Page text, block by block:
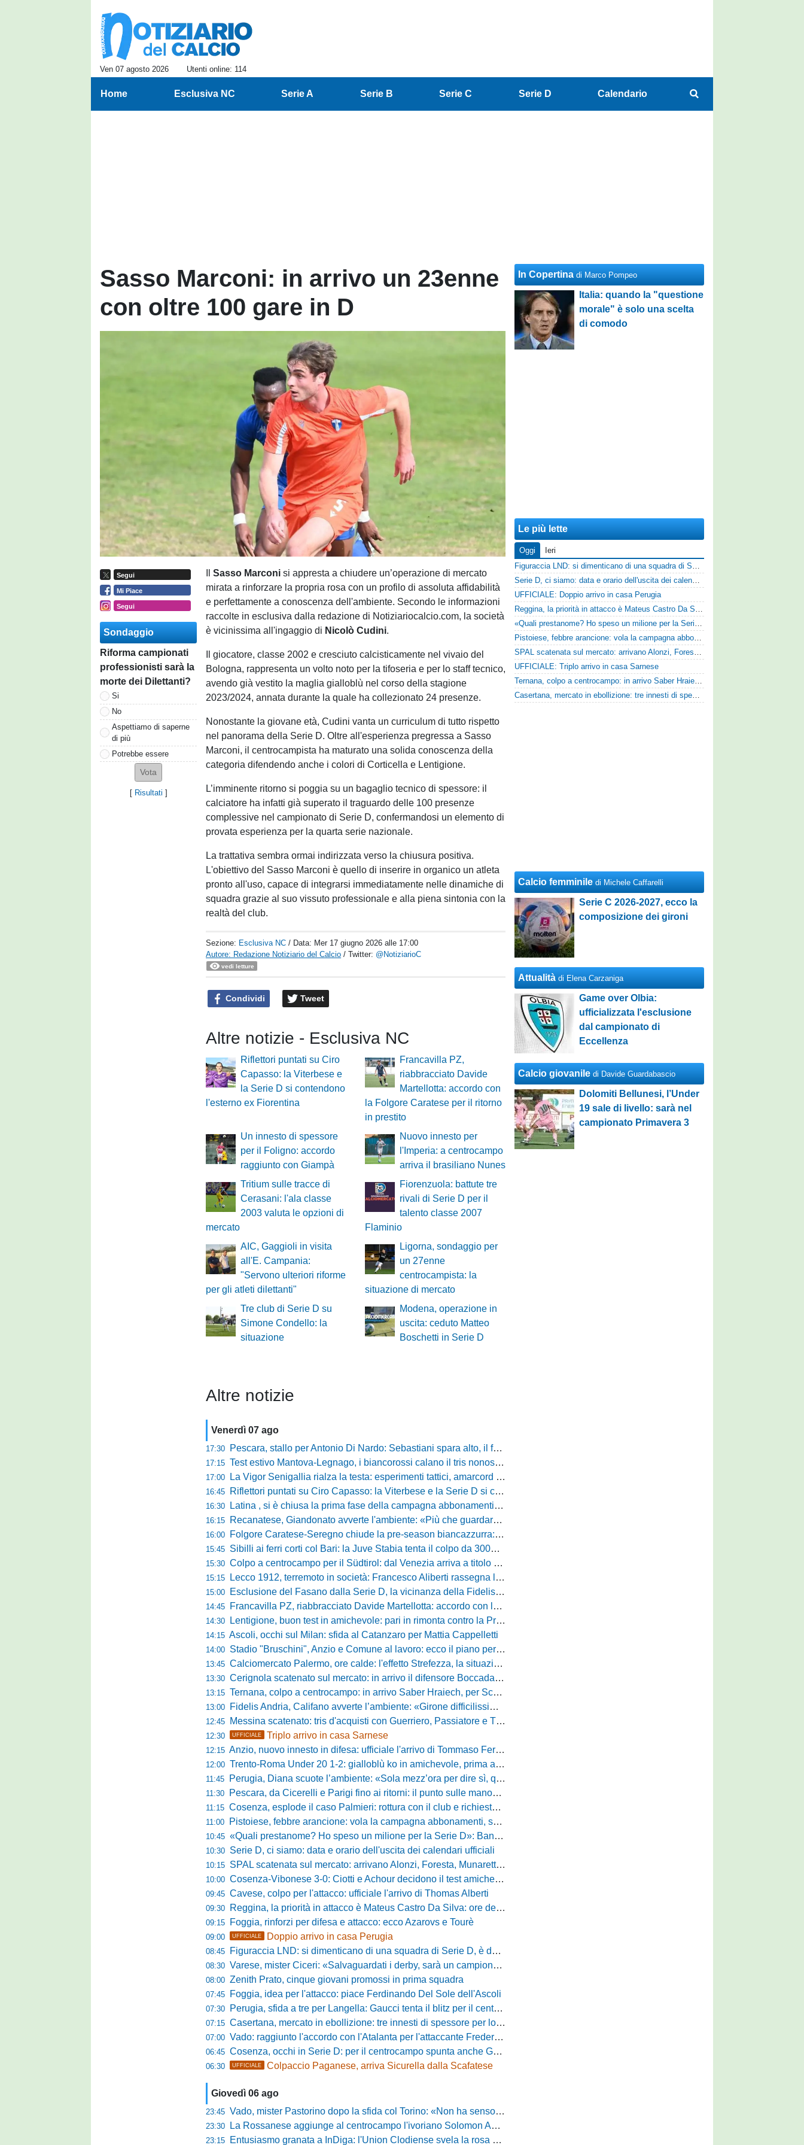
Ven 07 agosto 2026 Utenti online: 114
Home Esclusiva NC Serie A Serie B Serie C Serie D Calendario
Sasso Marconi: in arrivo un 23enne
con oltre 100 gare in D
Segui
Mi Piace
Segui
Sondaggio
Riforma campionati
professionisti sarà la
morte dei Dilettanti?
Si
No
Aspettiamo di saperne
di più
Potrebbe essere
[ Risultati ]
IlSasso Marconi si appresta a chiudere un’operazione di mercato
mirata a rinforzare la propria rosa con un profilo di assoluta affidabilità
e perfettamente a conoscenza dell'ambiente. Secondo le informazioni
raccolte in esclusiva dalla redazione di Notiziariocalcio.com, la società
è vicinissima all'ingaggio di Nicolò Cudini.
Il giocatore, classe 2002 e cresciuto calcisticamente nel vivaio del
Bologna, rappresenta un volto noto per la tifoseria e per lo staff tecnico,
avendo già vestito la maglia gialloblù nel corso della stagione
2023/2024, annata durante la quale ha collezionato 24 presenze.
Nonostante la giovane età, Cudini vanta un curriculum di tutto rispetto
nel panorama della Serie D. Oltre all'esperienza pregressa a Sasso
Marconi, il centrocampista ha maturato una solida conoscenza della
categoria difendendo anche i colori di Corticella e Lentigione.
L’imminente ritorno si poggia su un bagaglio tecnico di spessore: il
calciatore ha infatti già superato il traguardo delle 100 presenze
complessive nel campionato di Serie D, confermandosi un elemento di
provata esperienza per la quarta serie nazionale.
La trattativa sembra ormai indirizzata verso la chiusura positiva.
L'obiettivo del Sasso Marconi è quello di inserire in organico un atleta
pronto all'uso, capace di integrarsi immediatamente nelle dinamiche di
squadra grazie al suo vissuto professionale e alla piena sintonia con la
realtà del club.
Sezione: Esclusiva NC / Data: Mer 17 giugno 2026 alle 17:00
Autore: Redazione Notiziario del Calcio / Twitter: @NotiziarioC
vedi letture
Condividi Tweet
Altre notizie - Esclusiva NC
Riflettori puntati su Ciro
Capasso: la Viterbese e
la Serie D si contendono
l'esterno ex Fiorentina
Francavilla PZ,
riabbracciato Davide
Martellotta: accordo con
la Folgore Caratese per il ritorno
in prestito
Un innesto di spessore
per il Foligno: accordo
raggiunto con Giampà
Nuovo innesto per
l'Imperia: a centrocampo
arriva il brasiliano Nunes
Tritium sulle tracce di
Cerasani: l'ala classe
2003 valuta le opzioni di
mercato
Fiorenzuola: battute tre
rivali di Serie D per il
talento classe 2007
Flaminio
AIC, Gaggioli in visita
all'E. Campania:
"Servono ulteriori riforme
per gli atleti dilettanti"
Ligorna, sondaggio per
un 27enne
centrocampista: la
situazione di mercato
Tre club di Serie D su
Simone Condello: la
situazione
Modena, operazione in
uscita: ceduto Matteo
Boschetti in Serie D
Altre notizie
Venerdì 07 ago
17:30 Pescara, stallo per Antonio Di Nardo: Sebastiani spara alto, il futuro resta un enigma
17:15 Test estivo Mantova-Legnago, i biancorossi calano il tris nonostante il gran caldo: il racconto de L'Arena
17:00 La Vigor Senigallia rialza la testa: esperimenti tattici, amarcord e lo sguardo al Rimini
16:45 Riflettori puntati su Ciro Capasso: la Viterbese e la Serie D si contendono l'esterno ex Fiorentina
16:30 Latina , si è chiusa la prima fase della campagna abbonamenti: circa 400 tessere rinnovate in prelazione
16:15 Recanatese, Giandonato avverte l'ambiente: «Più che guardare chi avremo di fronte, mi interessa vedere la mia squadra migliorare giorno dopo giorno»
16:00 Folgore Caratese-Seregno chiude la pre-season biancazzurra: info e dove vedere il match
15:45 Sibilli ai ferri corti col Bari: la Juve Stabia tenta il colpo da 300mila euro
15:30 Colpo a centrocampo per il Südtirol: dal Venezia arriva a titolo definitivo Bjarki Bjarkason
15:15 Lecco 1912, terremoto in società: Francesco Aliberti rassegna le dimissioni da tutte le cariche
15:00 Esclusione del Fasano dalla Serie D, la vicinanza della Fidelis Andria e le parole del presidente Vallarella
14:45 Francavilla PZ, riabbracciato Davide Martellotta: accordo con la Folgore Caratese per il ritorno in prestito
14:30 Lentigione, buon test in amichevole: pari in rimonta contro la Primavera del Sassuolo
14:15 Ascoli, occhi sul Milan: sfida al Catanzaro per Mattia Cappelletti
14:00 Stadio "Bruschini", Anzio e Comune al lavoro: ecco il piano per far rientrare i tifosi
13:45 Calciomercato Palermo, ore calde: l'effetto Strefezza, la situazione Segre e i nomi per l'attacco
13:30 Cerignola scatenato sul mercato: in arrivo il difensore Boccadamo a titolo temporaneo
13:15 Ternana, colpo a centrocampo: in arrivo Saber Hraiech, per Scappini si attende l'accordo
13:00 Fidelis Andria, Califano avverte l’ambiente: «Girone difficilissimo, affascinante e bellissimo: non prometto risultati»
12:45 Messina scatenato: tris d'acquisti con Guerriero, Passiatore e Theodore
12:30 UFFICIALE Triplo arrivo in casa Sarnese
12:15 Anzio, nuovo innesto in difesa: ufficiale l'arrivo di Tommaso Ferraro
12:00 Trento-Roma Under 20 1-2: gialloblù ko in amichevole, prima apparizione per Caia
11:45 Perugia, Diana scuote l’ambiente: «Sola mezz’ora per dire sì, qui per costruire una squadra da livello»
11:30 Pescara, da Cicerelli e Parigi fino ai ritorni: il punto sulle manovre del Delfino
11:15 Cosenza, esplode il caso Palmieri: rottura con il club e richiesta di cessione
11:00 Pistoiese, febbre arancione: vola la campagna abbonamenti, superata quota 750 tessere
10:45 «Quali prestanome? Ho speso un milione per la Serie D»: Bandecchi rompe il silenzio sul futuro della Ternana
10:30 Serie D, ci siamo: data e orario dell'uscita dei calendari ufficiali
10:15 SPAL scatenata sul mercato: arrivano Alonzi, Foresta, Munaretto e Tobia
10:00 Cosenza-Vibonese 3-0: Ciotti e Achour decidono il test amichevole di Lorica
09:45 Cavese, colpo per l'attacco: ufficiale l'arrivo di Thomas Alberti
09:30 Reggina, la priorità in attacco è Mateus Castro Da Silva: ore decisive per la fumata bianca
09:15 Foggia, rinforzi per difesa e attacco: ecco Azarovs e Tourè
09:00 UFFICIALE Doppio arrivo in casa Perugia
08:45 Figuraccia LND: si dimenticano di una squadra di Serie D, è da rifare il programma Coppa Italia
08:30 Varese, mister Ciceri: «Salvaguardati i derby, sarà un campionato avvincente»
08:00 Zenith Prato, cinque giovani promossi in prima squadra
07:45 Foggia, idea per l'attacco: piace Ferdinando Del Sole dell'Ascoli
07:30 Perugia, sfida a tre per Langella: Gaucci tenta il blitz per il centrocampista del Cosenza
07:15 Casertana, mercato in ebollizione: tre innesti di spessore per lo scacchiere di Vinicio Espinal
07:00 Vado: raggiunto l'accordo con l'Atalanta per l'attaccante Frederick Samuel Ndongue
06:45 Cosenza, occhi in Serie D: per il centrocampo spunta anche Gerardo Di Gilio
06:30 UFFICIALE Colpaccio Paganese, arriva Sicurella dalla Scafatese
Giovedì 06 ago
23:45 Vado, mister Pastorino dopo la sfida col Torino: «Non ha senso chiudersi e fare le barricate»
23:30 La Rossanese aggiunge al centrocampo l'ivoriano Solomon Andrews Manu
23:15 Entusiasmo granata a InDiga: l'Union Clodiense svela la rosa per la nuova annata
In Copertina di Marco Pompeo
Italia: quando la "questione
morale" è solo una scelta
di comodo
Le più lette
Oggi
Ieri
Figuraccia LND: si dimenticano di una squadra di Serie D, è da rifare il programma Coppa Italia
Serie D, ci siamo: data e orario dell'uscita dei calendari ufficiali
UFFICIALE: Doppio arrivo in casa Perugia
Reggina, la priorità in attacco è Mateus Castro Da Silva: ore decisive per la fumata bianca
«Quali prestanome? Ho speso un milione per la Serie D»: Bandecchi rompe il silenzio sul futuro della Ternana
Pistoiese, febbre arancione: vola la campagna abbonamenti, superata quota 750 tessere
SPAL scatenata sul mercato: arrivano Alonzi, Foresta, Munaretto e Tobia
UFFICIALE: Triplo arrivo in casa Sarnese
Ternana, colpo a centrocampo: in arrivo Saber Hraiech, per Scappini si attende l'accordo
Casertana, mercato in ebollizione: tre innesti di spessore per lo scacchiere di Vinicio Espinal
Calcio femminile di Michele Caffarelli
Serie C 2026-2027, ecco la
composizione dei gironi
Attualità di Elena Carzaniga
Game over Olbia:
ufficializzata l'esclusione
dal campionato di
Eccellenza
Calcio giovanile di Davide Guardabascio
Dolomiti Bellunesi, l’Under
19 sale di livello: sarà nel
campionato Primavera 3